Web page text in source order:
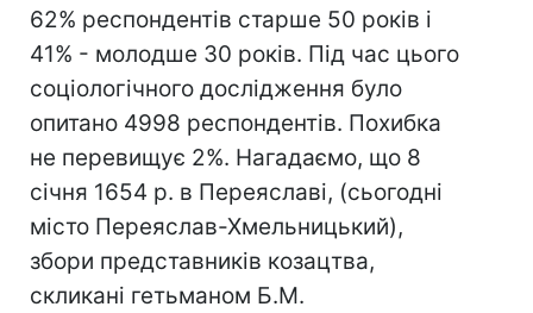
62% респондентів старше 50 років і
41% - молодше 30 років. Під час цього
соціологічного дослідження було
опитано 4998 респондентів. Похибка
не перевищує 2%. Нагадаємо, що 8
січня 1654 р. в Переяславі, (сьогодні
місто Переяслав-Хмельницький),
збори представників козацтва,
скликані гетьманом Б.М.